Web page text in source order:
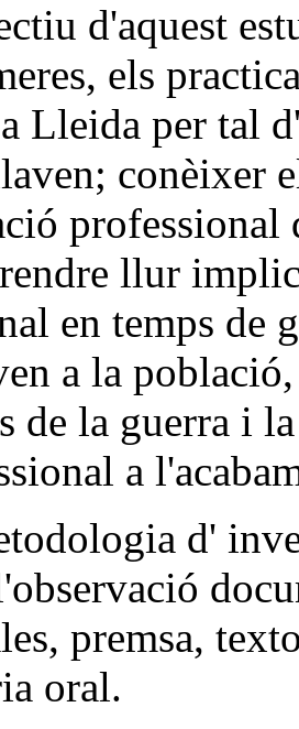
d'aquest
els
Lleida per tal
conèixer
professional
llur
en temps de
a la
de la guerra i
a
d'
premsa,
oral.